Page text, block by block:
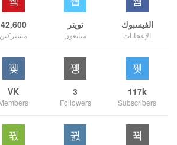
الفيسبوك
الإعجابات
تويتر
متابعون
42,600
مشتركين
117k
Subscribers
3
Followers
VK